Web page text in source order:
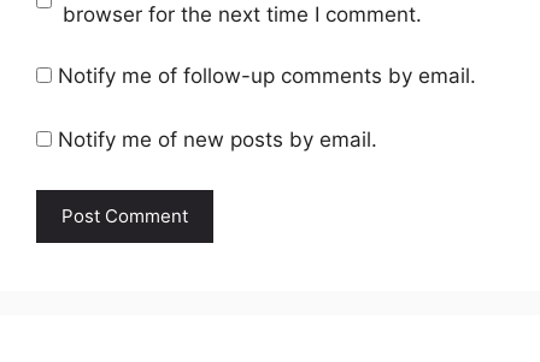
browser for the next time I comment.
Notify me of follow-up comments by email.
Notify me of new posts by email.